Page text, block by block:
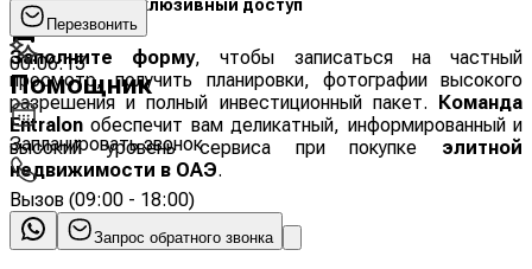
Запросите эксклюзивный доступ
Заполните форму, чтобы записаться на частный
просмотр, получить планировки, фотографии высокого
разрешения и полный инвестиционный пакет. Команда
Entralon обеспечит вам деликатный, информированный и
высокий уровень сервиса при покупке элитной
недвижимости в ОАЭ.
00:57:02
00:06:15
Перезвонить
Помощник
Запланировать звонок
Вызов (09:00 - 18:00)
Запрос обратного звонка